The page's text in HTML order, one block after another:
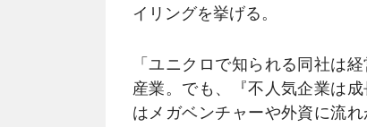
イリングを挙げる。
「ユニクロで知られる同社は
産業。でも、『不人気企業は
はメガベンチャーや外資に流